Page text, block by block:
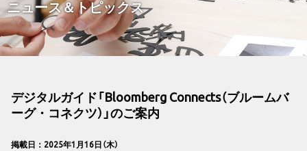
ニュース＆トピックス
デジタルガイド「Bloomberg Connects（ブルームバ
ーグ・コネクツ）」のご案内
掲載日：2025年1月16日（木）